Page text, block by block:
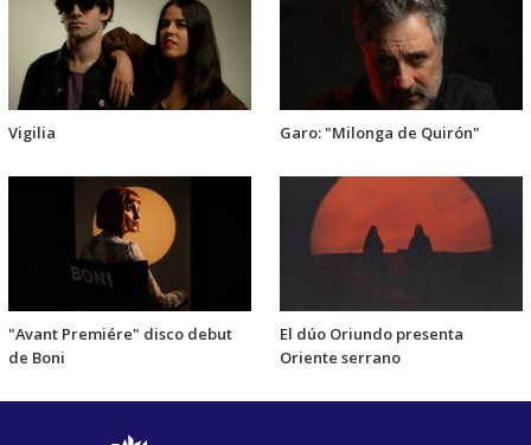
Vigilia Garo: "Milonga de Quirón"
"Avant Premiére" disco debut
de Boni
El dúo Oriundo presenta
Oriente serrano